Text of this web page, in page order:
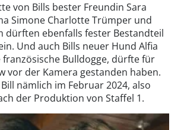
von Bills bester Freundin Sara
Simone Charlotte Trümper und
dürften ebenfalls fester Bestandteil
Und auch Bills neuer Hund Alfia
französische Bulldogge, dürfte für
vor der Kamera gestanden haben.
nämlich im Februar 2024, also
der Produktion von Staffel 1.